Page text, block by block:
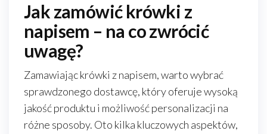
Jak zamówić krówki z
napisem – na co zwrócić
uwagę?
Zamawiając krówki z napisem, warto wybrać
sprawdzonego dostawcę, który oferuje wysoką
jakość produktu i możliwość personalizacji na
różne sposoby. Oto kilka kluczowych aspektów,